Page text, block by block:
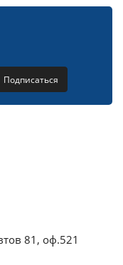
Подписаться
81, оф.521